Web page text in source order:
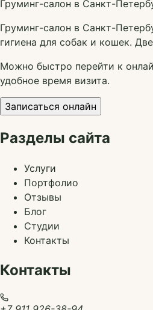
Груминг-салон в Санкт-
Груминг-салон в Санкт-
гигиена для собак и кошек.
Можно быстро перейти к
удобное время визита.
Записаться онлайн
Разделы сайта
Услуги
Портфолио
Отзывы
Блог
Студии
Контакты
Контакты